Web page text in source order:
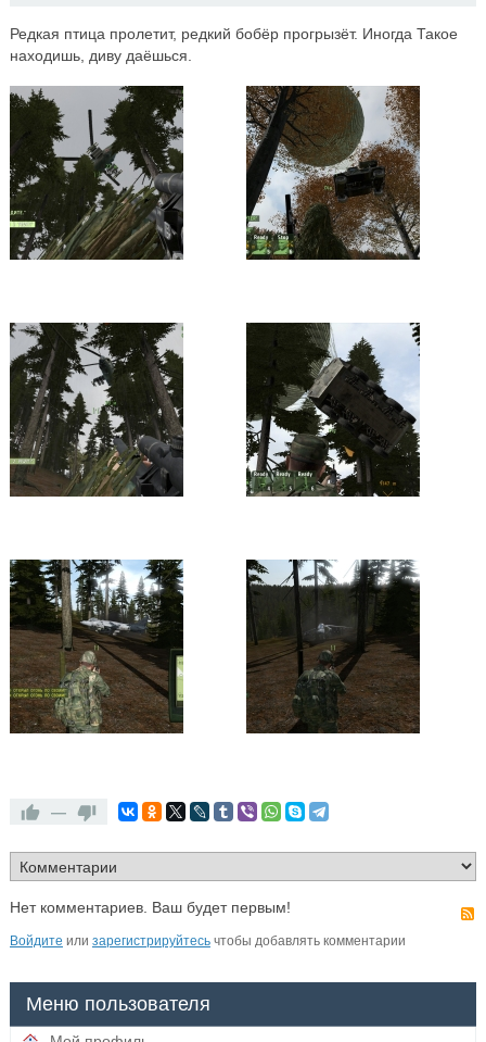
Редкая птица пролетит, редкий бобёр прогрызёт. Иногда Такое
находишь, диву даёшься.
—
Нет комментариев. Ваш будет первым!
Войдите или зарегистрируйтесьчтобы добавлять комментарии
Меню пользователя